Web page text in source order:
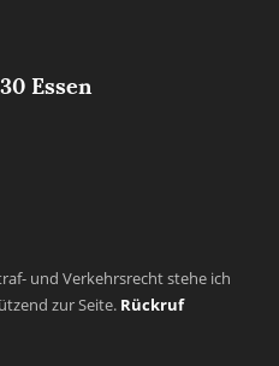
Essen
und Verkehrsrecht stehe ich
zur Seite. Rückruf